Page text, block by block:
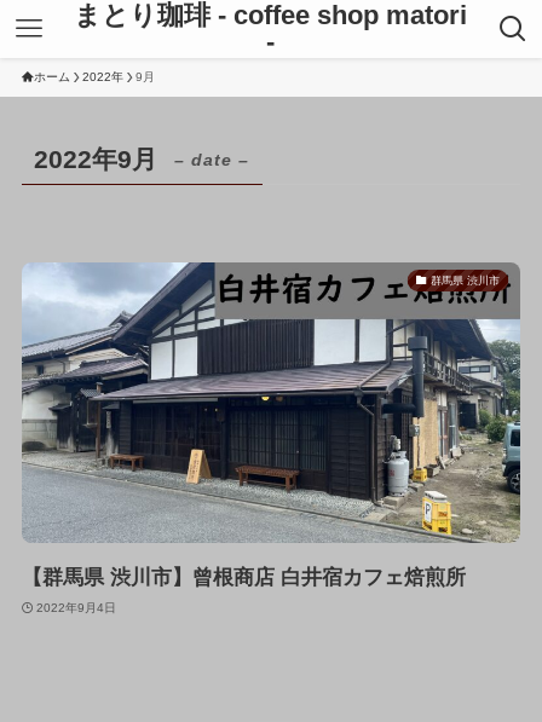
まとり珈琲 - coffee shop matori
-
ホーム 2022年 9月
2022年9月 – date –
群馬県 渋川市
【群馬県 渋川市】曾根商店 白井宿カフェ焙煎所
2022年9月4日